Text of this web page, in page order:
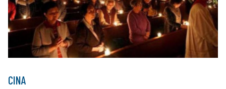
CINA